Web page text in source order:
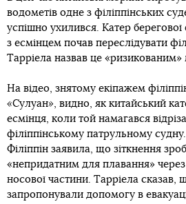
водометів одне з філіппінських
успішно ухилився. Катер
з есмінцем почав переслідувати
Тарріела назвав це
На відео, знятому екіпажем
«Сулуан», видно, як китайський
есмінця, коли той намагався
філіппінському патрульному
Філіппін заявила, що зіткнення
«непридатним для плавання»
носової частини. Тарріела сказав,
запропонували допомогу в